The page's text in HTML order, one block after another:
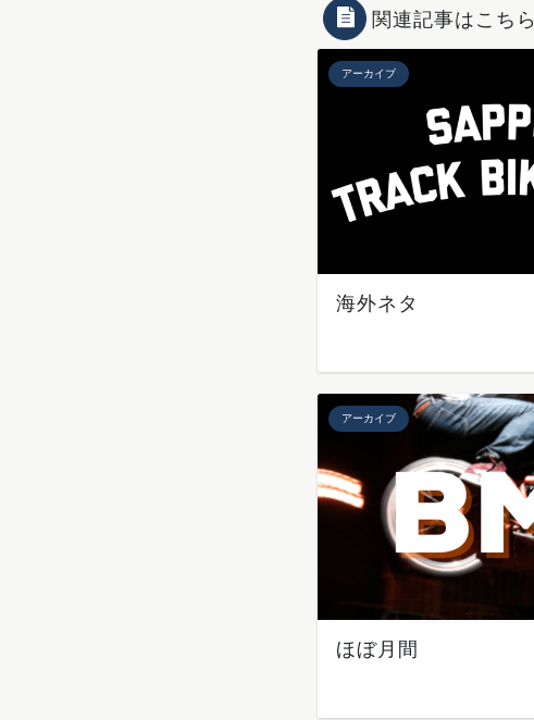
関連記事はこちら
アーカイブ
海外ネタ
アーカイブ
ほぼ月間